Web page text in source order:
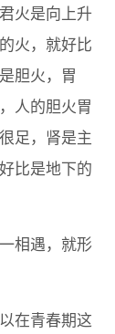
火是向上升
火，就好比
胆火，胃
人的胆火胃
足，肾是主
比是地下的
相遇，就形
在青春期这